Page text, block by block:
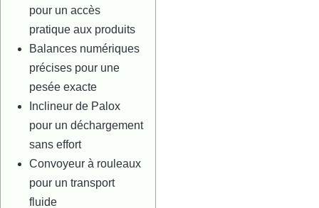
pour un accès
pratique aux produits
Balances numériques
précises pour une
pesée exacte
Inclineur de Palox
pour un déchargement
sans effort
Convoyeur à rouleaux
pour un transport
fluide